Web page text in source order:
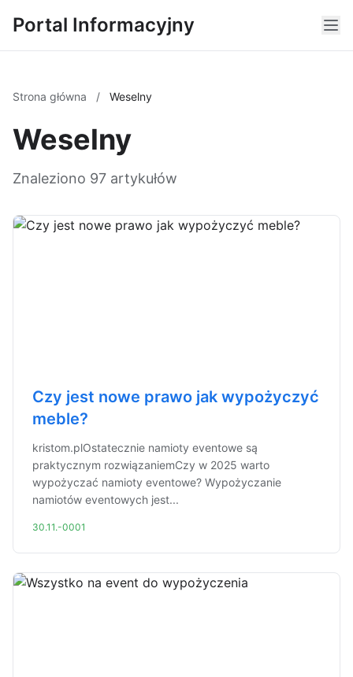
Portal Informacyjny
Strona główna / Weselny
Weselny
Znaleziono 97 artykułów
Czy jest nowe prawo jak wypożyczyć
meble?
kristom.plOstatecznie namioty eventowe są
praktycznym rozwiązaniemCzy w 2025 warto
wypożyczać namioty eventowe? Wypożyczanie
namiotów eventowych jest...
30.11.-0001